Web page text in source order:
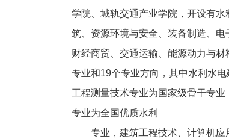
学院、城轨交通产业学院，开设有水
筑、资源环境与安全、装备制造、电
财经商贸、交通运输、能源动力与材
专业和19个专业方向，其中水利水电
工程测量技术专业为国家级骨干专业
专业为全国优质水利
专业，建筑工程技术、计算机应